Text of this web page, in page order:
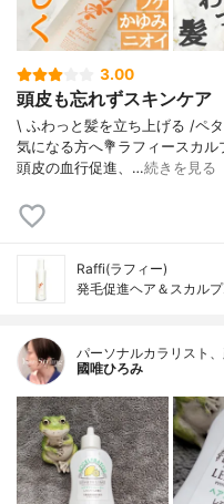
3.00
頭皮も忘れずスキンケア
\ ふわっと髪を立ち上げる /⁡ペ
気になる方へ⁡⁡⁡💐ラフィースカ
頭皮の血行促進、…続きを見る
Raffi(ラフィー)
発毛促進ヘア＆スカル
パーソナルカラリスト
國唯ひろみ